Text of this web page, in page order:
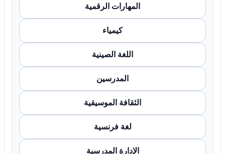
المهارات الرقمية
كيمياء
اللغة الصينية
المدرسين
الثقافة الموسيقية
لغة فرنسية
الإدارة المدرسية